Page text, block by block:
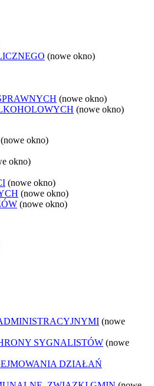
(nowe okno)
(nowe okno)
(nowe okno)
(nowe okno)
okno)
(nowe okno)
(nowe okno)
(nowe okno)
(nowe
SYGNALISTÓW (nowe
DZIAŁAŃ